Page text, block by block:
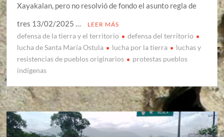
Xayakalan, pero no resolvió de fondo el asunto regla de
tres 13/02/2025 …
LEER MÁS
defensa de la tierra y el territorio
defensa del territorio
lucha de Santa María Ostula
lucha por la tierra
luchas y
resistencias de pueblos originarios
protestas pueblos
indígenas